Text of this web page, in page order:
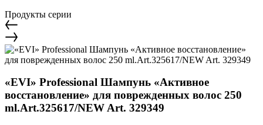
Продукты серии
«EVI» Professional Шампунь «Активное
восстановление» для поврежденных волос 250
ml.Art.325617/NEW Art. 329349